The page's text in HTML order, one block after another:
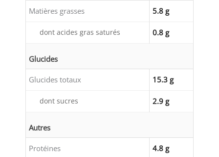
Matières grasses 5.8 g
dont acides gras saturés 0.8 g
Glucides
Glucides totaux 15.3 g
dont sucres 2.9 g
Autres
Protéines 4.8 g